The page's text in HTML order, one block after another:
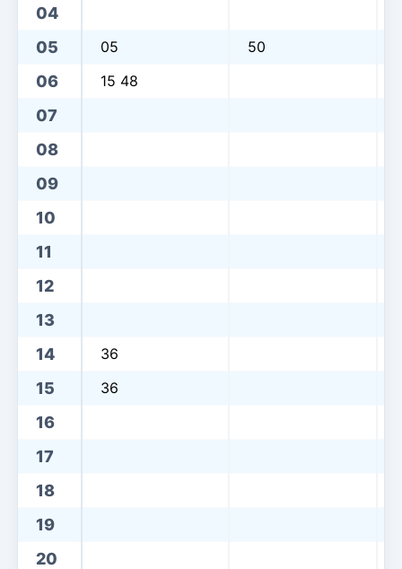
04
05
05 50
06 15 48
07
08
09
10
11
12
13
14
36
15 36
16
17
18
19
20